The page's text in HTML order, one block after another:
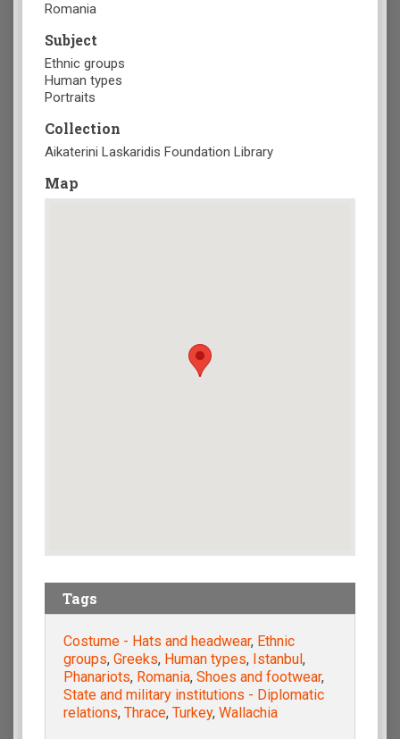
Romania
Subject
Ethnic groups
Human types
Portraits
Collection
Aikaterini Laskaridis Foundation Library
Map
Tags
Costume - Hats and headwear, Ethnic
groups, Greeks, Human types, Istanbul ,
Phanariots, Romania, Shoes and footwear,
State and military institutions - Diplomatic
relations, Thrace, Turkey, Wallachia